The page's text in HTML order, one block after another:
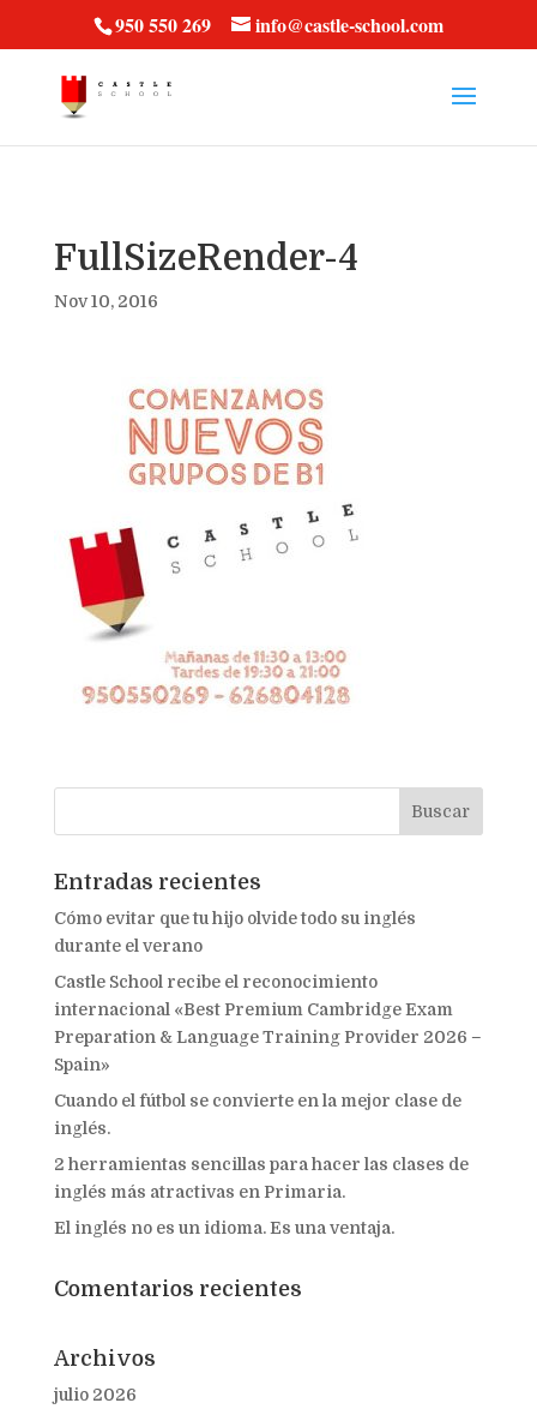
950 550 269 info@castle-school.com
FullSizeRender-4
Nov 10, 2016
Entradas recientes
Cómo evitar que tu hijo olvide todo su inglés
durante el verano
Castle School recibe el reconocimiento
internacional «Best Premium Cambridge Exam
Preparation & Language Training Provider 2026 –
Spain»
Cuando el fútbol se convierte en la mejor clase de
inglés.
2 herramientas sencillas para hacer las clases de
inglés más atractivas en Primaria.
El inglés no es un idioma. Es una ventaja.
Comentarios recientes
Archivos
julio 2026